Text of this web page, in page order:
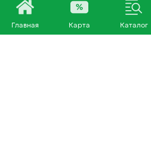
Главная Карта Каталог